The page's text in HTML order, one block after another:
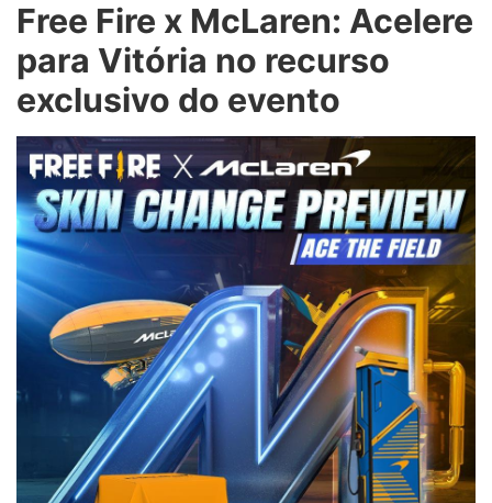
Free Fire x McLaren: Acelere
para Vitória no recurso
exclusivo do evento